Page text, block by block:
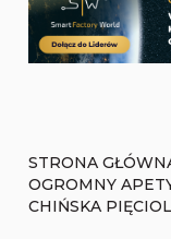
STRONA
OGROMNY
CHIŃSKA